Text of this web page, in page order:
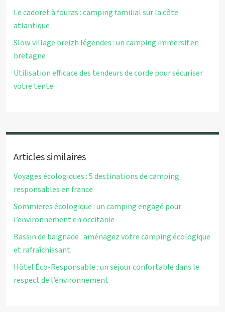
Le cadoret à fouras : camping familial sur la côte
atlantique
Slow village breizh légendes : un camping immersif en
bretagne
Utilisation efficace des tendeurs de corde pour sécuriser
votre tente
Articles similaires
Voyages écologiques : 5 destinations de camping
responsables en france
Sommieres écologique : un camping engagé pour
l’environnement en occitanie
Bassin de baignade : aménagez votre camping écologique
et rafraîchissant
Hôtel Éco-Responsable : un séjour confortable dans le
respect de l’environnement